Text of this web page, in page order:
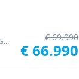
Mühlbacher Cars & Camping GmbH
€ 69.990
€ 66.990